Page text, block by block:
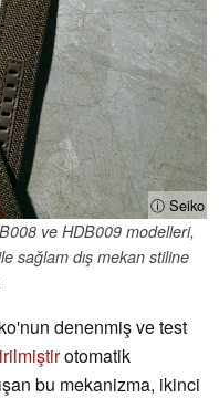
ⓘ Seiko
ve HDB009 modelleri,
sağlam dış mekan stiline
denenmiş ve test
otomatik
bu mekanizma, ikinci